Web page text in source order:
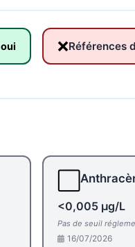
oui ❌Références
<0,005 µg/L
Pas de seuil
16/07/2026